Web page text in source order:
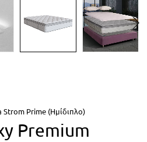
Prime (Ημίδιπλο)
Premium